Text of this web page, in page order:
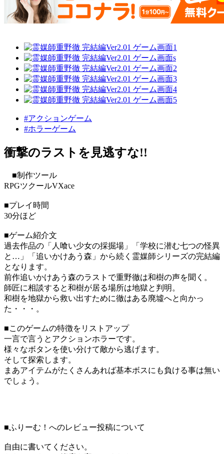
#アクションゲーム
#ホラーゲーム
衝撃のラストを見逃すな!!
■制作ツール
RPGツクールVXace
■プレイ時間
30分ほど
■ゲーム紹介文
過去作品の「人喰い少女の採掘場」「学校に潜む七つの怪異
と…」「追いかけあう森」から続く霊媒師シリーズの完結編
となります。
前作追いかけあう森のラストで重野徹は和樹の声を聞く。
師匠に相談すると和樹が居る場所は地獄と判明。
和樹を地獄から救い出すために徹はある廃墟へと向かっ
た・・・。
■このゲームの特徴をリストアップ
一言で言うとアクションホラーです。
様々なボタンを使い分けて敵から逃げます。
そして探索します。
まあアイテムがたくさんあれば基本ボスにも負ける事は無い
でしょう。
■ふりーむ！へのレビュー投稿について
自由に書いてください。